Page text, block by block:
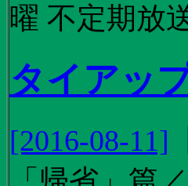
曜 不定期放
タイアッ
[2016-08-11]